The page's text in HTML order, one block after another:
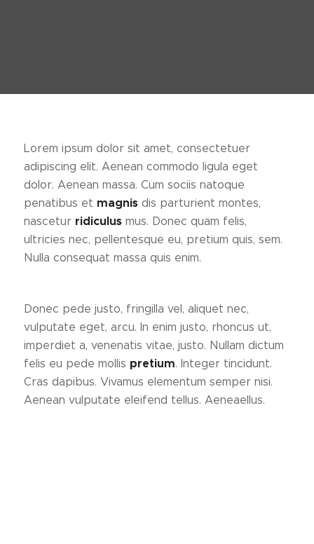
Lorem ipsum dolor sit amet, consectetuer
adipiscing elit. Aenean commodo ligula eget
dolor. Aenean massa. Cum sociis natoque
penatibus et magnisdis parturient montes,
nascetur ridiculusmus. Donec quam felis,
ultricies nec, pellentesque eu, pretium quis, sem.
Nulla consequat massa quis enim.
Donec pede justo, fringilla vel, aliquet nec,
vulputate eget, arcu. In enim justo, rhoncus ut,
imperdiet a, venenatis vitae, justo. Nullam dictum
felis eu pede mollis pretium. Integer tincidunt.
Cras dapibus. Vivamus elementum semper nisi.
Aenean vulputate eleifend tellus. Aeneaellus.